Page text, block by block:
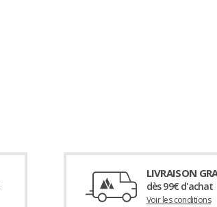
LIVRAISON
dès 99€ d'achat
Voir les conditions